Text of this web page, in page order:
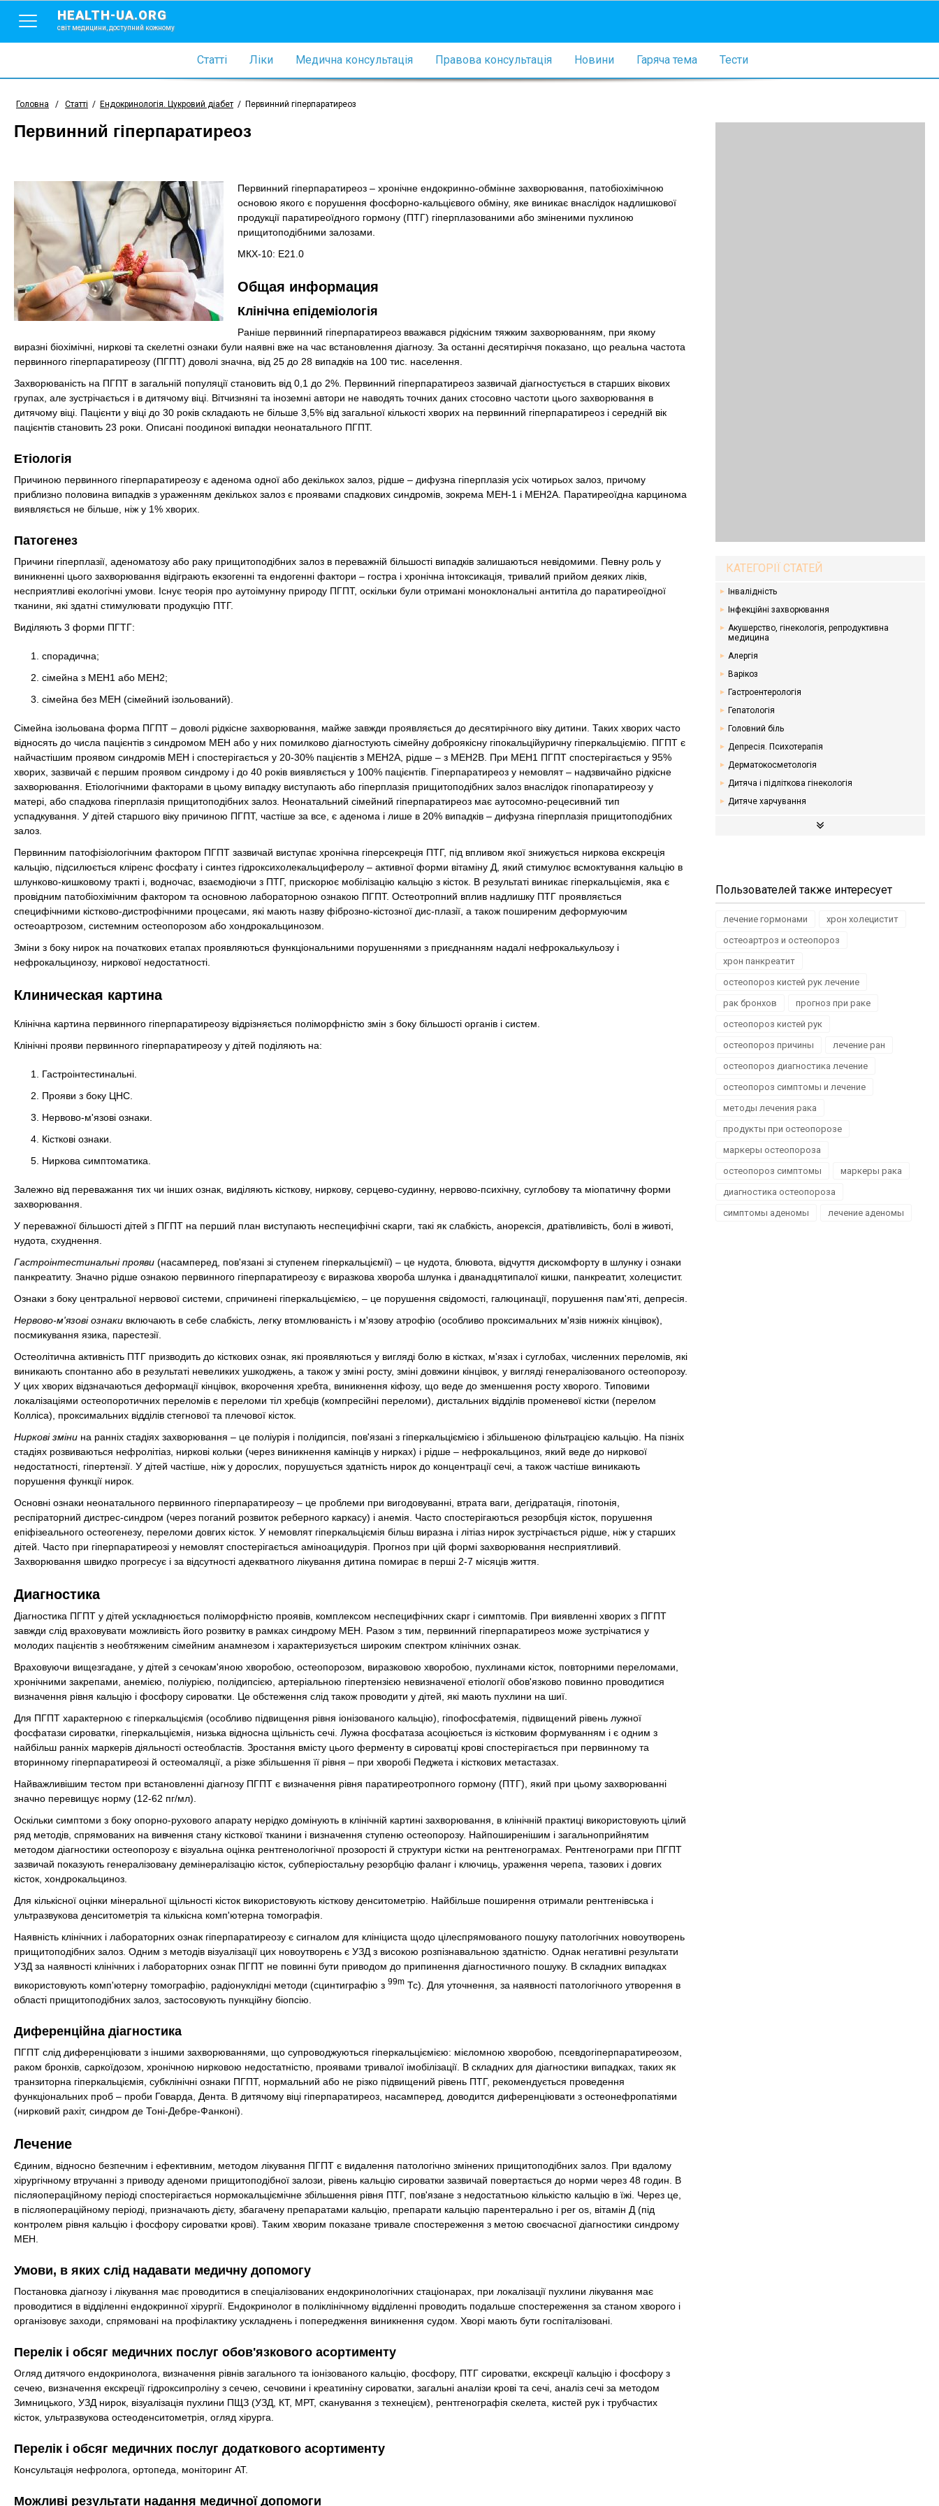
HEALTH-UA.ORG
світ медицини, доступний кожному
Статті Ліки Медична консультація Правова консультація Новини Гаряча тема Тести
Головна / Статті / Ендокринологія. Цукровий діабет / Первинний гіперпаратиреоз
Первинний гіперпаратиреоз
Первинний гіперпаратиреоз – хронічне ендокринно-обмінне захворювання, патобіохімічною
основою якого є порушення фосфорно-кальцієвого обміну, яке виникає внаслідок надлишкової
продукції паратиреоїдного гормону (ПТГ) гіперплазованими або зміненими пухлиною
прищитоподібними залозами.
МКХ-10: Е21.0
Общая информация
Клінічна епідеміологія
Раніше первинний гіперпаратиреоз вважався рідкісним тяжким захворюванням, при якому
виразні біохімічні, ниркові та скелетні ознаки були наявні вже на час встановлення діагнозу. За останні десятиріччя показано, що реальна частота
первинного гіперпаратиреозу (ПГПТ) доволі значна, від 25 до 28 випадків на 100 тис. населення.
Захворюваність на ПГПТ в загальній популяції становить від 0,1 до 2%. Первинний гіперпаратиреоз зазвичай діагностується в старших вікових
групах, але зустрічається і в дитячому віці. Вітчизняні та іноземні автори не наводять точних даних стосовно частоти цього захворювання в
дитячому віці. Пацієнти у віці до 30 років складають не більше 3,5% від загальної кількості хворих на первинний гіперпаратиреоз і середній вік
пацієнтів становить 23 роки. Описані поодинокі випадки неонатального ПГПТ.
Етіологія
Причиною первинного гіперпаратиреозу є аденома одної або декількох залоз, рідше – дифузна гіперплазія усіх чотирьох залоз, причому
приблизно половина випадків з ураженням декількох залоз є проявами спадкових синдромів, зокрема МЕН-1 і МЕН­2А. Паратиреоїдна карцинома
виявляється не більше, ніж у 1% хворих.
Патогенез
Причини гіперплазії, аденоматозу або раку прищитоподібних залоз в переважній більшості випадків залишаються невідомими. Певну роль у
виникненні цього захворювання відіграють екзогенні та ендогенні фактори – гостра і хронічна інтоксикація, тривалий прийом деяких ліків,
несприятливі екологічні умови. Існує теорія про аутоімунну природу ПГПТ, оскільки були отримані моноклональні антитіла до паратиреоїдної
тканини, які здатні стимулювати продукцію ПТГ.
Виділяють 3 форми ПГТГ:
спорадична;
сімейна з МЕН­1 або МЕН­2;
сімейна без МЕН (сімейний ізольований).
Сімейна ізольована форма ПГПТ – доволі рідкісне захворювання, майже завжди проявляється до десятирічного віку дитини. Таких хворих часто
відносять до числа пацієнтів з синдромом МЕН або у них помилково діагностують сімейну доброякісну гіпокальційуричну гіперкальціємію. ПГПТ є
найчастішим проявом синдромів МЕН і спостерігається у 20-30% пацієнтів з МЕН­2А, рідше – з МЕН­2В. При МЕН­1 ПГПТ спостерігається у 95%
хворих, зазвичай є першим проявом синдрому і до 40 років виявляється у 100% пацієнтів. Гіперпаратиреоз у немовлят – надзвичайно рідкісне
захворювання. Етіологічними факторами в цьому випадку виступають або гіперплазія прищитоподібних залоз внаслідок гіпопаратиреозу у
матері, або спадкова гіперплазія прищитоподібних залоз. Неонатальний сімейний гіперпаратиреоз має аутосомно-рецесивний тип
успадкування. У дітей старшого віку причиною ПГПТ, частіше за все, є аденома і лише в 20% випадків – дифузна гіперплазія прищитоподібних
залоз.
Первинним патофізіологічним фактором ПГПТ зазвичай виступає хронічна гіперсекреція ПТГ, під впливом якої знижується ниркова екскреція
кальцію, підсилюється кліренс фосфату і синтез гідроксихолекальциферолу – активної форми вітаміну Д, який стимулює всмоктування кальцію в
шлунково-кишковому тракті і, водночас, взаємодіючи з ПТГ, прискорює мобілізацію кальцію з кісток. В результаті виникає гіперкальціємія, яка є
провідним патобіохімічним фактором та основною лабораторною ознакою ПГПТ. Остеотропний вплив надлишку ПТГ проявляється
специфічними кістково-дистрофічними процесами, які мають назву фіброзно-кістозної дис-плазії, а також поширеним деформуючим
остеоартрозом, системним остеопорозом або хондрокальцинозом.
Зміни з боку нирок на початкових етапах проявляються функціональними порушеннями з приєднанням надалі нефрокалькульозу і
нефрокальцинозу, ниркової недостатності.
Клиническая картина
Клінічна картина первинного гіперпаратиреозу відрізняється поліморфністю змін з боку більшості органів і систем.
Клінічні прояви первинного гіперпаратиреозу у дітей поділяють на:
Гастроінтестинальні.
Прояви з боку ЦНС.
Нервово-м'язові ознаки.
Кісткові ознаки.
Ниркова симптоматика.
Залежно від переважання тих чи інших ознак, виділяють кісткову, ниркову, серцево-судинну, нервово-психічну, суглобову та міопатичну форми
захворювання.
У переважної більшості дітей з ПГПТ на перший план виступають неспецифічні скарги, такі як слабкість, анорексія, дратівливість, болі в животі,
нудота, схуднення.
Гастроінтестинальні прояви (насамперед, пов'язані зі ступенем гіперкальціємії) – це нудота, блювота, відчуття дискомфорту в шлунку і ознаки
панкреатиту. Значно рідше ознакою первинного гіперпаратиреозу є виразкова хвороба шлунка і дванадцятипалої кишки, панкреатит, холецистит.
Ознаки з боку центральної нервової системи, спричинені гіперкальціємією, – це порушення свідомості, галюцинації, порушення пам'яті, депресія.
Нервово-м'язові ознаки включають в себе слабкість, легку втомлюваність і м'язову атрофію (особливо проксимальних м'язів нижніх кінцівок),
посмикування язика, парестезії.
Остеолітична активність ПТГ призводить до кісткових ознак, які проявляються у вигляді болю в кістках, м'язах і суглобах, численних переломів, які
виникають спонтанно або в результаті невеликих ушкоджень, а також у зміні росту, зміні довжини кінцівок, у вигляді генералізованого остеопорозу.
У цих хворих відзначаються деформації кінцівок, вкорочення хребта, виникнення кіфозу, що веде до зменшення росту хворого. Типовими
локалізаціями остеопоротичних переломів є переломи тіл хребців (компресійні переломи), дистальних відділів променевої кістки (перелом
Колліса), проксимальних відділів стегнової та плечової кісток.
Ниркові зміни на ранніх стадіях захворювання – це поліурія і полідипсія, пов'язані з гіперкальціємією і збільшеною фільтрацією кальцію. На пізніх
стадіях розвиваються нефролітіаз, ниркові кольки (через виникнення камінців у нирках) і рідше – нефрокальциноз, який веде до ниркової
недостатності, гіпертензії. У дітей частіше, ніж у дорослих, порушується здатність нирок до концентрації сечі, а також частіше виникають
порушення функції нирок.
Основні ознаки неонатального первинного гіперпаратиреозу – це проблеми при вигодовуванні, втрата ваги, дегідратація, гіпотонія,
респіраторний дистрес-синдром (через поганий розвиток реберного каркасу) і анемія. Часто спостерігаються резорбція кісток, порушення
епіфізеального остеогенезу, переломи довгих кісток. У немовлят гіперкальціємія більш виразна і літіаз нирок зустрічається рідше, ніж у старших
дітей. Часто при гіперпаратиреозі у немовлят спостерігається аміноацидурія. Прогноз при цій формі захворювання несприятливий.
Захворювання швидко прогресує і за відсутності адекватного лікування дитина помирає в перші 2-7 місяців життя.
Диагностика
Діагностика ПГПТ у дітей ускладнюється поліморфністю проявів, комплексом неспецифічних скарг і симптомів. При виявленні хворих з ПГПТ
завжди слід враховувати можливість його розвитку в рамках синдрому МЕН. Разом з тим, первинний гіперпаратиреоз може зустрічатися у
молодих пацієнтів з необтяженим сімейним анамнезом і характеризується широким спектром клінічних ознак.
Враховуючи вищезгадане, у дітей з сечокам'яною хворобою, остеопорозом, виразковою хворобою, пухлинами кісток, повторними переломами,
хронічними закрепами, анемією, поліурією, полідипсією, артеріальною гіпертензією невизначеної етіології обов'язково повинно проводитися
визначення рівня кальцію і фосфору сироватки. Це обстеження слід також проводити у дітей, які мають пухлини на шиї.
Для ПГПТ характерною є гіперкальціємія (особливо підвищення рівня іонізованого кальцію), гіпофосфатемія, підвищений рівень лужної
фосфатази сироватки, гіперкальціємія, низька відносна щільність сечі. Лужна фосфатаза асоціюється із кістковим формуванням і є одним з
найбільш ранніх маркерів діяльності остеобластів. Зростання вмісту цього ферменту в сироватці крові спостерігається при первинному та
вторинному гіперпаратиреозі й остеомаляції, а різке збільшення її рівня – при хворобі Педжета і кісткових метастазах.
Найважливішим тестом при встановленні діагнозу ПГПТ є визначення рівня паратиреотропного гормону (ПТГ), який при цьому захворюванні
значно перевищує норму (12-62 пг/мл).
Оскільки симптоми з боку опорно-рухового апарату нерідко домінують в клінічній картині захворювання, в клінічній практиці використовують цілий
ряд методів, спрямованих на вивчення стану кісткової тканини і визначення ступеню остеопорозу. Найпоширенішим і загальноприйнятим
методом діагностики остеопорозу є візуальна оцінка рентгенологічної прозорості й структури кістки на рентгенограмах. Рентгенограми при ПГПТ
зазвичай показують генералізовану демінералізацію кісток, субперіостальну резорбцію фаланг і ключиць, ураження черепа, тазових і довгих
кісток, хондрокальциноз.
Для кількісної оцінки мінеральної щільності кісток використовують кісткову денситометрію. Найбільше поширення отримали рентгенівська і
ультразвукова денситометрія та кількісна комп'ютерна томографія.
Наявність клінічних і лабораторних ознак гіперпаратиреозу є сигналом для клініциста щодо цілеспрямованого пошуку патологічних новоутворень
прищитоподібних залоз. Одним з методів візуалізації цих новоутворень є УЗД з високою розпізнавальною здатністю. Однак негативні результати
УЗД за наявності клінічних і лабораторних ознак ПГПТ не повинні бути приводом до припинення діагностичного пошуку. В складних випадках
використовують комп'ютерну томографію, радіонуклідні методи (сцинтиграфію з 99m Тс). Для уточнення, за наявності патологічного утворення в
області прищитоподібних залоз, застосовують пункційну біопсію.
Диференційна діагностика
ПГПТ слід диференціювати з іншими захворюваннями, що супроводжуються гіперкальціємією: мієломною хворобою, псевдогіперпаратиреозом,
раком бронхів, саркоїдозом, хронічною нирковою недостатністю, проявами тривалої імобілізації. В складних для діагностики випадках, таких як
транзиторна гіперкальціємія, субклінічні ознаки ПГПТ, нормальний або не різко підвищений рівень ПТГ, рекомендується проведення
функціональних проб – проби Говарда, Дента. В дитячому віці гіперпаратиреоз, насамперед, доводится диференціювати з остеонефропатіями
(нирковий рахіт, синдром де Тоні-Дебре-Фанконі).
Лечение
Єдиним, відносно безпечним і ефективним, методом лікування ПГПТ є видалення патологічно змінених прищитоподібних залоз. При вдалому
хірургічному втручанні з приводу аденоми прищитоподібної залози, рівень кальцію сироватки зазвичай повертається до норми через 48 годин. В
післяопераційному періоді спостерігається нормокальціємічне збільшення рівня ПТГ, пов'язане з недостатньою кількістю кальцію в їжі. Через це,
в післяопераційному періоді, призначають дієту, збагачену препаратами кальцію, препарати кальцію парентерально і per os, вітамін Д (під
контролем рівня кальцію і фосфору сироватки крові). Таким хворим показане тривале спостереження з метою своєчасної діагностики синдрому
МЕН.
Умови, в яких слід надавати медичну допомогу
Постановка діагнозу і лікування має проводитися в спеціалізованих ендокринологічних стаціонарах, при локалізації пухлини лікування має
проводитися в відділенні ендокринної хірургії. Ендокринолог в поліклінічному відділенні проводить подальше спостереження за станом хворого і
організовує заходи, спрямовані на профілактику ускладнень і попередження виникнення судом. Хворі мають бути госпіталізовані.
Перелік і обсяг медичних послуг обов'язкового асортименту
Огляд дитячого ендокринолога, визначення рівнів загального та іонізованого кальцію, фосфору, ПТГ сироватки, екскреції кальцію і фосфору з
сечею, визначення екскреції гідроксипроліну з сечею, сечовини і креатиніну сироватки, загальні аналізи крові та сечі, аналіз сечі за методом
Зимницького, УЗД нирок, візуалізація пухлини ПЩЗ (УЗД, КТ, МРТ, сканування з технецієм), рентгенографія скелета, кистей рук і трубчастих
кісток, ультразвукова остеоденситометрія, огляд хірурга.
Перелік і обсяг медичних послуг додаткового асортименту
Консультація нефролога, ортопеда, моніторинг АТ.
Можливі результати надання медичної допомоги
КАТЕГОРІЇ СТАТЕЙ
Інвалідність
Інфекційні захворювання
Акушерство, гінекологія, репродуктивна
медицина
Алергія
Варікоз
Гастроентерологія
Гепатологія
Головний біль
Депресія. Психотерапія
Дерматокосметологія
Дитяча і підліткова гінекологія
Дитяче харчування
Ендокринологія. Цукровий діабет
Неврологія
Офтальмологія
Проктологія
Пульмонологія, фтизіатрія
Стоматологія. Захворювання порожнини рота
Травматологія і ортопедія
Щеплення
Пользователей также интересует
лечение гормонами
хрон холецистит
остеоартроз и остеопороз
хрон панкреатит
остеопороз кистей рук лечение
рак бронхов
прогноз при раке
остеопороз кистей рук
остеопороз причины
лечение ран
остеопороз диагностика лечение
остеопороз симптомы и лечение
методы лечения рака
продукты при остеопорозе
маркеры остеопороза
остеопороз симптомы
маркеры рака
диагностика остеопороза
симптомы аденомы
лечение аденомы